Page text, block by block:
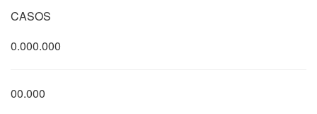
CASOS
0.000.000
00.000